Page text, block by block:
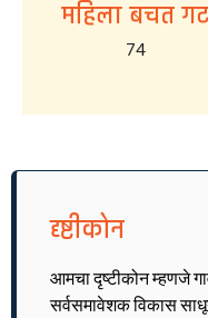
महिला बचत
74
दृष्टीकोन
आमचा दृष्टीकोन म्हणजे
सर्वसमावेशक विकास